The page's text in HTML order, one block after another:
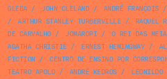
GLEBA/ JOHN CLELAND/ ANDRÉ FRANÇOIS /
/
ARTHUR STANLEY TURBERVILLE / RAQUEL
DE CARVALHO/ JOMAROPI / O REI DAS
AGATHA CHRISTIE / ERNEST HEMINGWAY/
FICTION / CENTRO DE ENSINO POR
TEATRO APOLO/ ANDRÉ KEDROS / LEONILDO